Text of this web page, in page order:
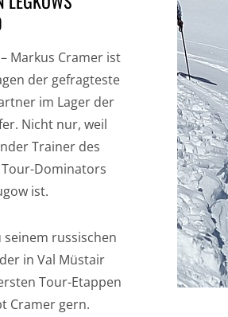
Markus Cramer ist
der gefragteste
im Lager der
Nicht nur, weil
Trainer des
Dominators
ist.
seinem russischen
in Val Müstair
Tour-Etappen
Cramer gern.